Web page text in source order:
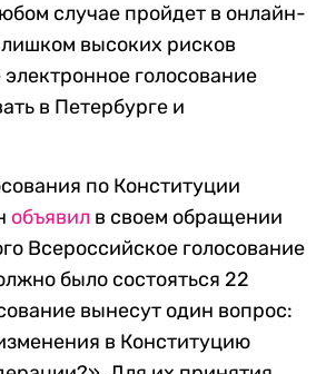
случае пройдет в онлайн-
высоких рисков
голосование
в Петербурге и
по Конституции
объявил в своем обращении
Всероссийское голосование
было состояться 22
вынесут один вопрос:
в Конституцию